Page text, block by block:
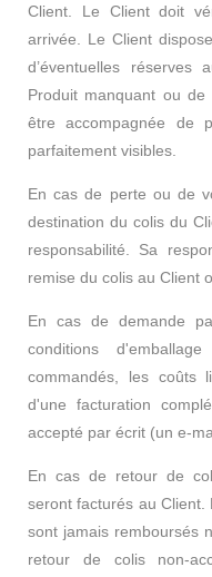
Client. Le Client doit
arrivée. Le Client
d’éventuelles
Produit manquant ou de
être accompagnée de
parfaitement visibles.
En cas de perte ou de
destination du colis du
responsabilité. Sa
remise du colis au Client
En cas de demande
conditions
commandés, les coûts
d'une facturation
accepté par écrit (un e-
En cas de retour de
seront facturés au
sont jamais remboursés
retour de colis non-